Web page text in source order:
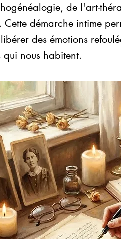
de l'art-
démarche intime
des émotions
qui nous habitent.